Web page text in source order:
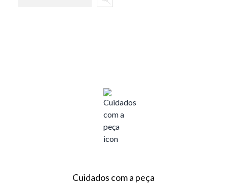
Cuidados com a peça